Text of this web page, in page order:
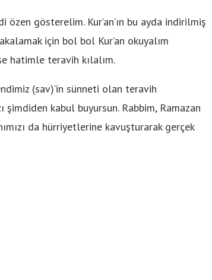
gösterelim. Kur’an’ın bu ayda indirilmiş
için bol bol Kur’an okuyalım
hatimle teravih kılalım.
(sav)’in sünneti olan teravih
şimdiden kabul buyursun. Rabbim, Ramazan
da hürriyetlerine kavuşturarak gerçek